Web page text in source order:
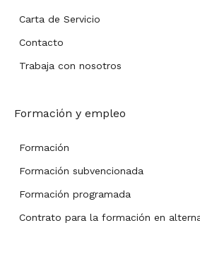
Carta de Servicio
Contacto
Trabaja con nosotros
Formación y empleo
Formación
Formación subvencionada
Formación programada
Contrato para la formación en